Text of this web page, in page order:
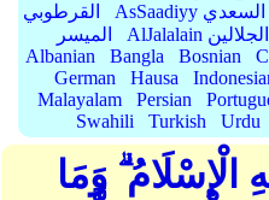
القرطوبي
AsSaadiyy السعدي
الميسر
AlJalalain الجلالين
Albanian
Bangla Bosnian
German
Hausa
Malayalam
Persian
Swahili
Turkish Urdu
الْإِسْلَامُ ۗ وَمَا